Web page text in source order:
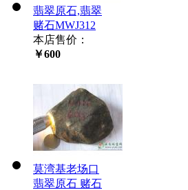
翡翠原石,翡翠
赌石MWJ312
本店售价：
￥600
莫湾基老场口
翡翠原石 赌石